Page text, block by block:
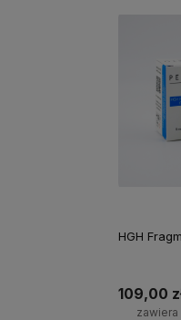
HGH
109,00
zawiera